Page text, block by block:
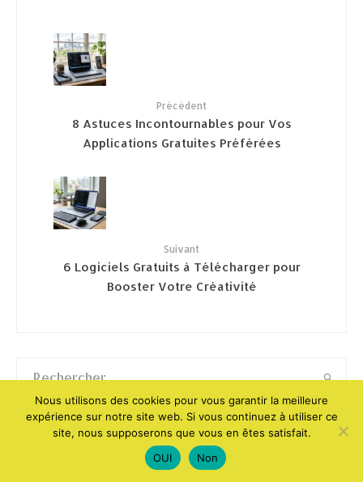
Précédent
8 Astuces Incontournables pour Vos
Applications Gratuites Préférées
Suivant
6 Logiciels Gratuits à Télécharger pour
Booster Votre Créativité
Nous utilisons des cookies pour vous garantir la meilleure
expérience sur notre site web. Si vous continuez à utiliser ce
site, nous supposerons que vous en êtes satisfait.
OUI
Non